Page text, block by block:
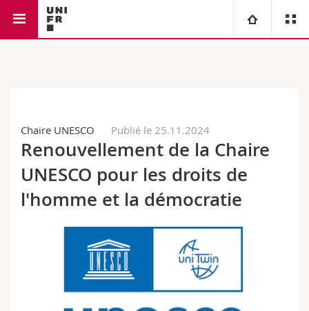
Campus
Recherche
Université
Formation continue
Théologie
Droit
Sciences économiques et sociales et management
Lettres et sciences humaines
Sciences de l'éducation et de la formation
Vous êtes
Futurs étudiants
Etudiants
Ressources
Annuaire du personnel
Plan d'accès
Bibliothèques
Chaire UNESCO Publié le 25.11.2024
Renouvellement de la Chaire
UNESCO pour les droits de
l'homme et la démocratie